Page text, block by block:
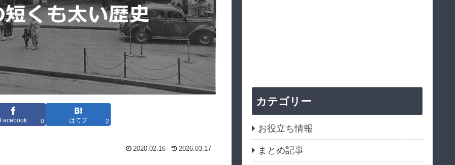
Facebook 0 はてブ 2
2020.02.16 2026.03.17
カテゴリー
お役立ち情報
まとめ記事